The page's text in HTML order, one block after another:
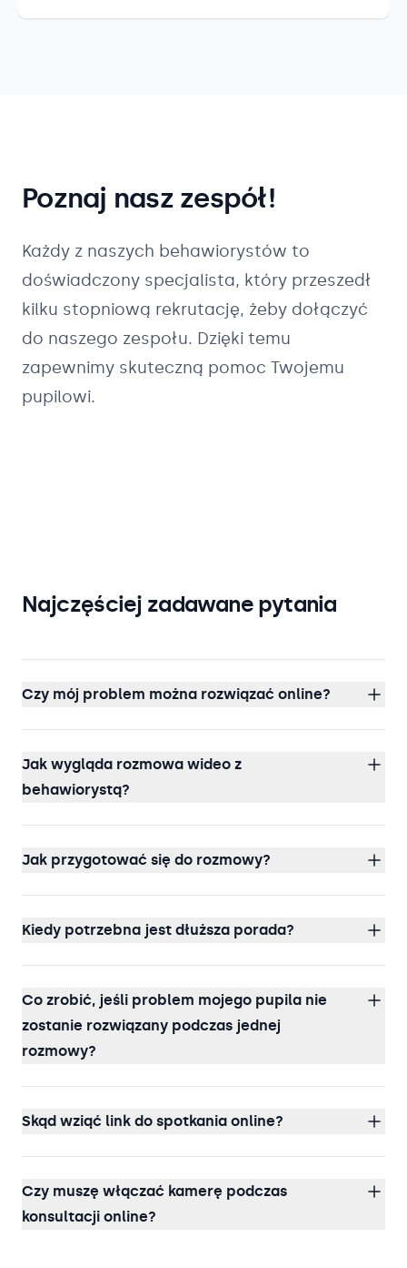
Poznaj nasz zespół!
Każdy z naszych behawiorystów to
doświadczony specjalista, który przeszedł
kilku stopniową rekrutację, żeby dołączyć
do naszego zespołu. Dzięki temu
zapewnimy skuteczną pomoc Twojemu
pupilowi.
Najczęściej zadawane pytania
Czy mój problem można rozwiązać online?
Jak wygląda rozmowa wideo z
behawiorystą?
Jak przygotować się do rozmowy?
Kiedy potrzebna jest dłuższa porada?
Co zrobić, jeśli problem mojego pupila nie
zostanie rozwiązany podczas jednej
rozmowy?
Skąd wziąć link do spotkania online?
Czy muszę włączać kamerę podczas
konsultacji online?